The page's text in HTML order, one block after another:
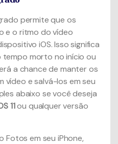
permite que os
e o ritmo do vídeo
iOS. Isso significa
morto no início ou
a chance de manter os
vídeo e salvá-los em seu
abaixo se você deseja
11ou qualquer versão
Fotos em seu iPhone,